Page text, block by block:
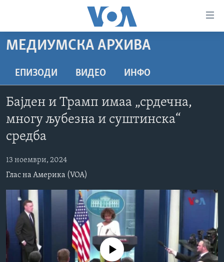
пристапност
содржина
Премини
до
страната
навигација
Пребарувај
ДОМА
РУБРИКИ
МАКЕДОНИЈА
СВЕТ
ЕКОНОМИЈА
ПОЛИТИКА
НАУКА
УМЕТНОСТ И ЗАБАВА
ИНТЕРВЈУА
ДОКУМЕНТАРЦИ
АРХИВИРАНА ПРОГРАМА
NEWSFLASH - АРХИВА
ВЕСТИ ОД САД ВО МИНУТА - АРХИВА
ИЗБОРИ ВО САД 2020 - АРХИВА
ЗА НАС
Learning English
НАКУСО...
Јазици
МЕДИУМСКА АРХИВА
ЕПИЗОДИ ВИДЕО ИНФО
Бајден и Трамп имаа „срдечна,
многу љубезна и суштинска“
средба
13 ноември, 2024
Глас на Америка (VOA)
No media source currently available